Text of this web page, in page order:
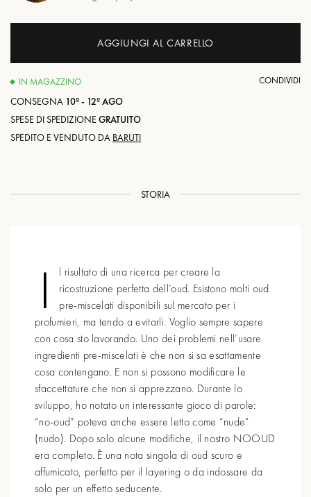
AGGIUNGI AL CARRELLO
IN MAGAZZINO CONDIVIDI
CONSEGNA 10º - 12º AGO
SPESE DI SPEDIZIONE GRATUITO
SPEDITO E VENDUTO DA BARUTI
STORIA
I
l risultato di una ricerca per creare la
ricostruzione perfetta dell’oud. Esistono molti oud
pre-miscelati disponibili sul mercato per i
profumieri, ma tendo a evitarli. Voglio sempre sapere
con cosa sto lavorando. Uno dei problemi nell’usare
ingredienti pre-miscelati è che non si sa esattamente
cosa contengano. E non si possono modificare le
sfaccettature che non si apprezzano. Durante lo
sviluppo, ho notato un interessante gioco di parole:
“no-oud” poteva anche essere letto come “nude”
(nudo). Dopo solo alcune modifiche, il nostro NOOUD
era completo. È una nota singola di oud scuro e
affumicato, perfetto per il layering o da indossare da
solo per un effetto seducente.